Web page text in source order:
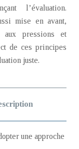
l’évaluation.
mise en avant,
aux pressions et
de ces principes
juste.
une approche